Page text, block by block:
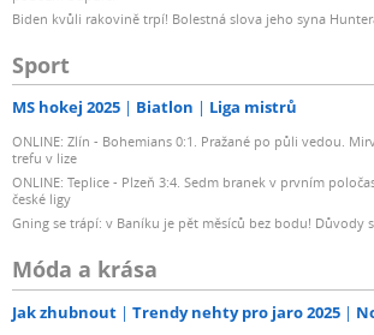
tak mocnější zvuk bez ztráty celkové
Terminál PHONO MM
K zesilovači je možné připojit gramofon
MM. Díky tomu si můžete vychutnat
CD, ale také z gramofonových
zesilovače s nejmodernějšími digitálními
technologiemi.
Jednoduchý, avšak sofistikovaný design
Biden kvůli rakovině trpí! Bolestná slova jeho syna
Sport
MS hokej 2025 Biatlon Liga mistrů
ONLINE: Zlín - Bohemians 0:1. Pražané po půli vedou.
trefu v lize
ONLINE: Teplice - Plzeň 3:4. Sedm branek v prvním
české ligy
Gning se trápí: v Baníku je pět měsíců bez bodu! Důvody
Móda a krása
Jak zhubnout Trendy nehty pro jaro 2025